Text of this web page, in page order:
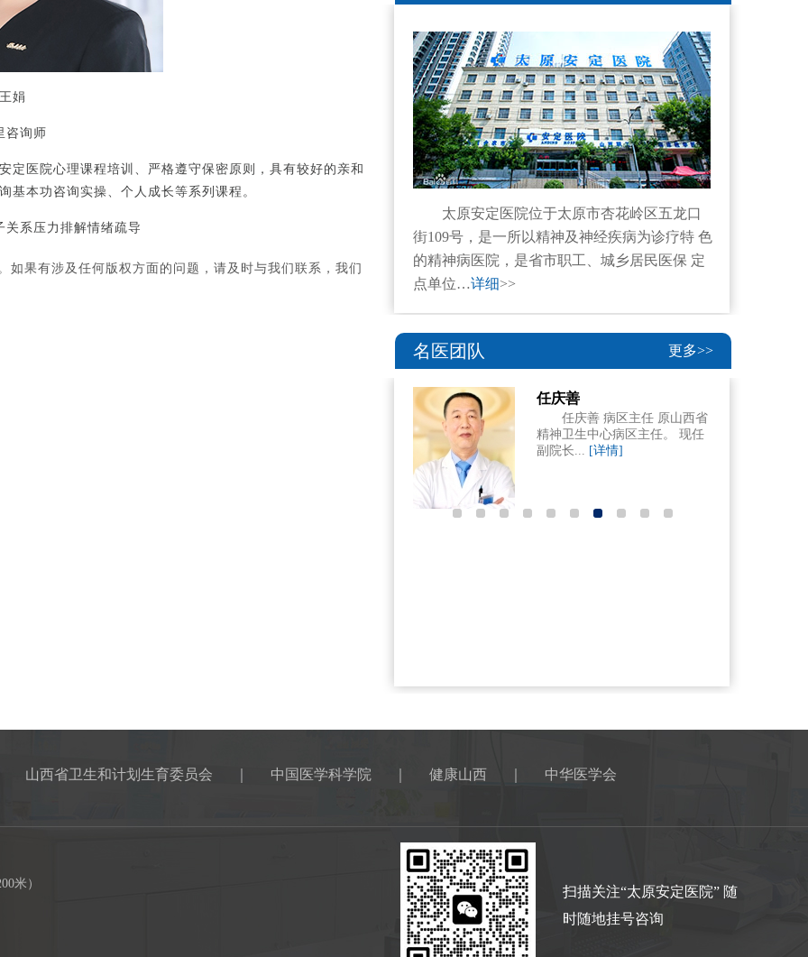
王娟
咨询师
定医院心理课程培训、严格遵守保密原则，具有较好的亲和
基本功咨询实操、个人成长等系列课程。
关系压力排解情绪疏导
果有涉及任何版权方面的问题，请及时与我们联系，我们
太原安定医院位于太原市杏花岭区五龙口
街109号，是一所以精神及神经疾病为诊疗特 色
的精神病医院，是省市职工、城乡居民医保 定
点单位…详细>>
名医团队 更多>>
任庆善
任庆善 病区主任 原山西省
精神卫生中心病区主任。 现任
副院长...[详情]
山西省卫生和计划生育委员会 中国医学科学院 健康山西 中华医学会
米）
扫描关注“太原安定医院” 随
时随地挂号咨询